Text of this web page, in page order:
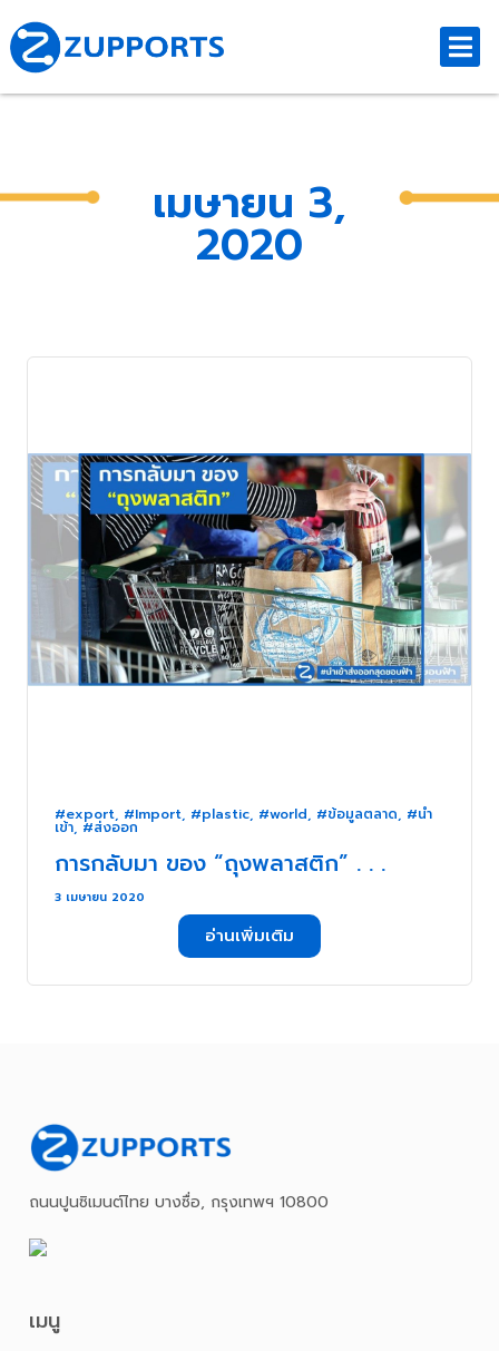
เมษายน 3,
2020
#export, #Import, #plastic, #world, #ข้อมูลตลาด, #นำ
เข้า, #ส่งออก
การกลับมา ของ “ถุงพลาสติก” . . .
3 เมษายน 2020
อ่านเพิ่มเติม
ถนนปูนซิเมนต์ไทย บางซื่อ, กรุงเทพฯ 10800
เมนู